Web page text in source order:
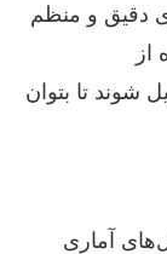
دقیق و منظم
از
شوند تا بتوان
آماری